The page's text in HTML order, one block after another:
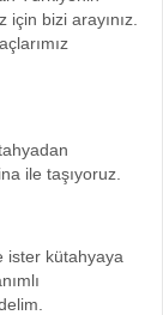
bizi arayınız.
ile taşıyoruz.
ister kütahyaya